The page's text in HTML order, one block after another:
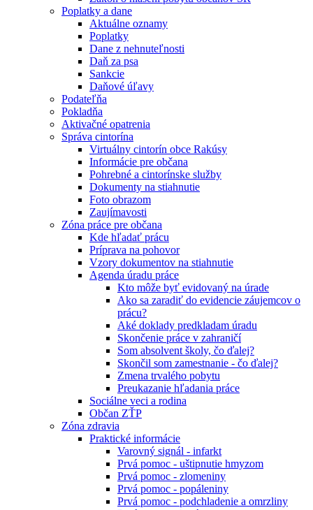
Poplatky a dane
Aktuálne oznamy
Poplatky
Dane z nehnuteľnosti
Daň za psa
Sankcie
Daňové úľavy
Podateľňa
Pokladňa
Aktivačné opatrenia
Správa cintorína
Virtuálny cintorín obce Rakúsy
Informácie pre občana
Pohrebné a cintorínske služby
Dokumenty na stiahnutie
Foto obrazom
Zaujímavosti
Zóna práce pre občana
Kde hľadať prácu
Príprava na pohovor
Vzory dokumentov na stiahnutie
Agenda úradu práce
Kto môže byť evidovaný na úrade
Ako sa zaradiť do evidencie záujemcov o
prácu?
Aké doklady predkladam úradu
Skončenie práce v zahraničí
Som absolvent školy, čo ďalej?
Skončil som zamestnanie - čo ďalej?
Zmena trvalého pobytu
Preukazanie hľadania práce
Sociálne veci a rodina
Občan ZŤP
Zóna zdravia
Praktické informácie
Varovný signál - infarkt
Prvá pomoc - uštipnutie hmyzom
Prvá pomoc - zlomeniny
Prvá pomoc - popáleniny
Prvá pomoc - podchladenie a omrzliny